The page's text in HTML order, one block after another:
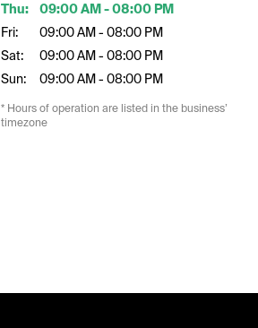
Thu:
Fri:
Sat:
Sun:
09:00 AM - 08:00 PM
09:00 AM - 08:00 PM
09:00 AM - 08:00 PM
09:00 AM - 08:00 PM
* Hours of operation are listed in the business’
timezone